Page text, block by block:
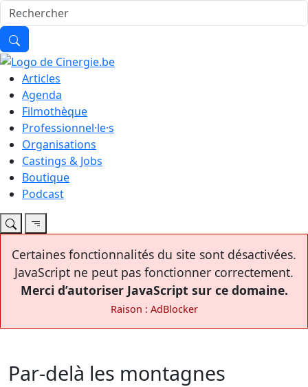
Articles
Agenda
Filmothèque
Professionnel·le·s
Organisations
Castings & Jobs
Boutique
Podcast
Certaines fonctionnalités du site sont désactivées.
JavaScript ne peut pas fonctionner correctement.
Merci d’autoriser JavaScript sur ce domaine.
Raison : AdBlocker
Par-delà les montagnes